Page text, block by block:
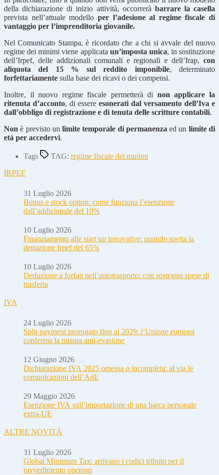
della dichiarazione di inizio attività, occorrerà barrare la casella
prevista nell’attuale modello per l’adesione al regime fiscale di
vantaggio per l’imprenditoria giovanile.
Nel Comunicato Stampa, è ricordato che a chi si avvale del nuovo
regime dei minimi viene applicata un’imposta unica, in sostituzione
dell’Irpef, delle addizionali comunali e regionali e dell’Irap, con
aliquota del 15 % sul reddito imponibile, determinato
forfettariamente sulla base dei ricavi o dei compensi.
Inoltre, il nuovo regime fiscale permetterà di non applicare la
ritenuta d’acconto, di essere esonerati dal versamento dell’Iva e
dall’obbligo di registrazione e di tenuta delle scritture contabili.
Non è previsto unlimite temporale di permanenza ed un limite di
età per accedervi.
Tags TAG: regime fiscale dei minimi
IRPEF
31 Luglio 2026
Bonus e stock option: come funziona l’esenzione
dall’addizionale del 10%
10 Luglio 2026
Finanziamento alle start up innovative: quando spetta la
detrazione Irpef del 65%
10 Luglio 2026
Deduzione a forfait nell’autotrasporto: con sostegno spese di
trasferta
IVA
24 Luglio 2026
Split payment prorogato fino al 2029: l’Unione europea
conferma la misura anti-evasione
12 Giugno 2026
Dichiarazione IVA 2025 omessa o incompleta: al via le
comunicazioni dell’AdE
29 Maggio 2026
Esenzione IVA sull’importazione di una barca personale
extra-UE
ALTRE NOVITÀ
31 Luglio 2026
Global Minimum Tax: arrivano i codici tributo per il
ravvedimento operoso